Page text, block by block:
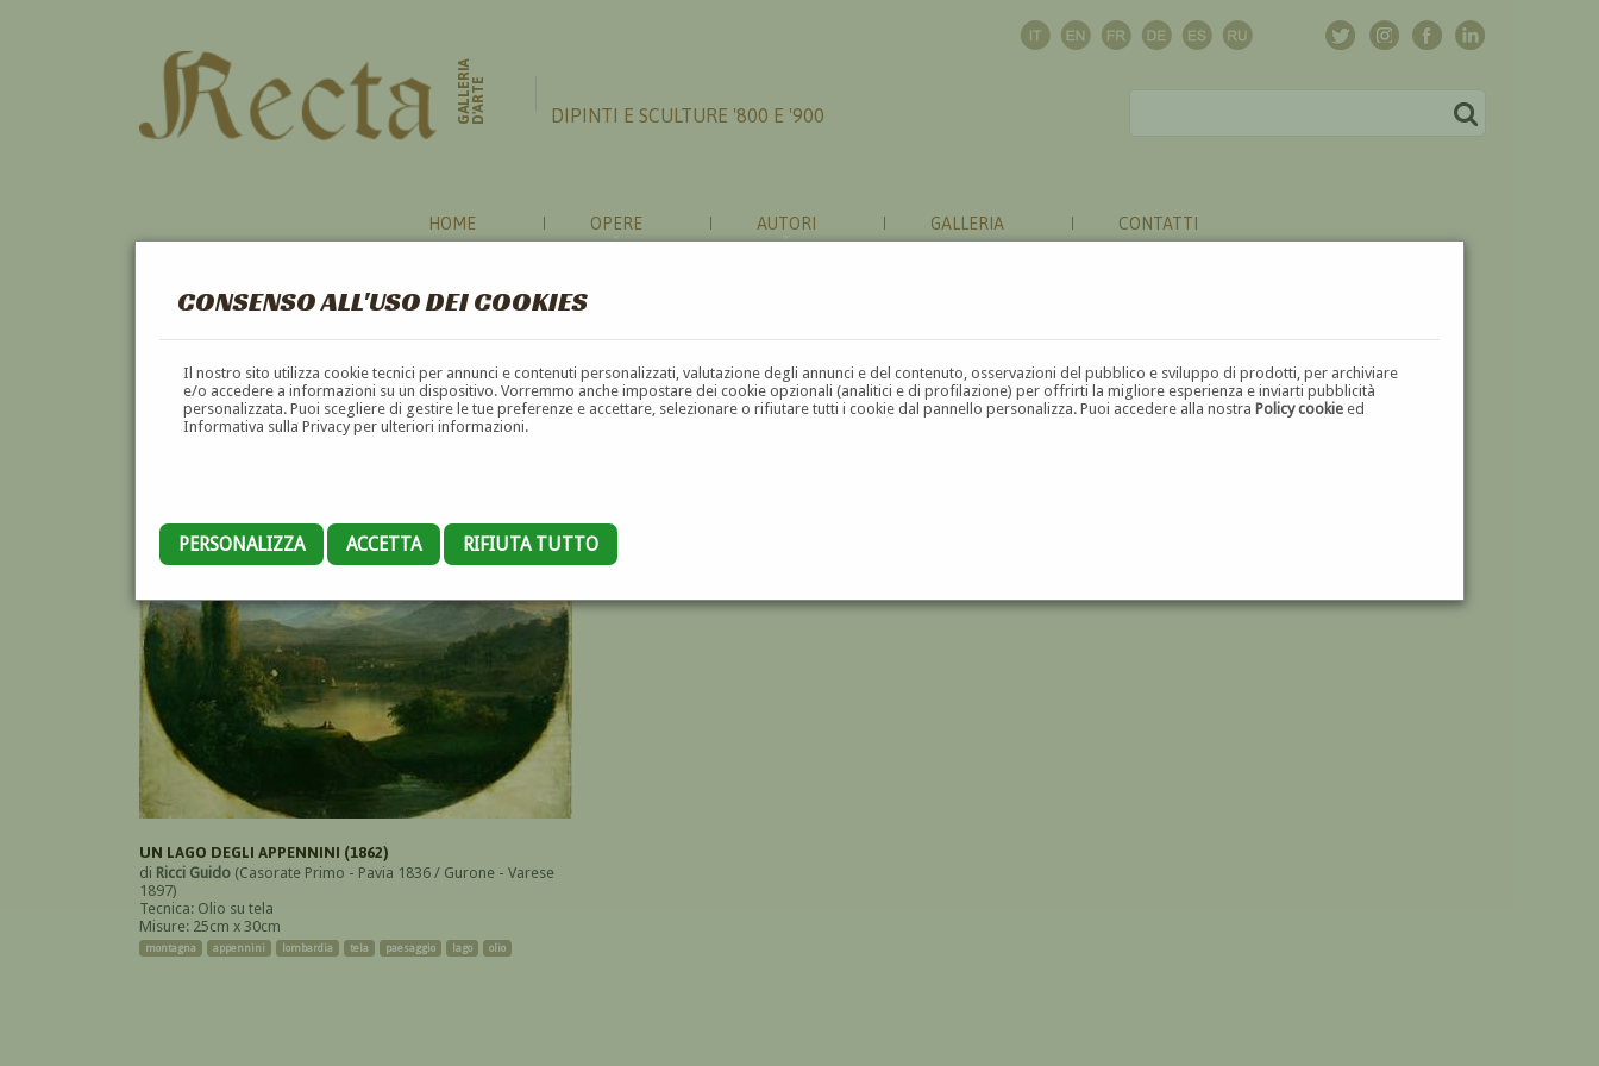
CONSENSO ALL'USO DEI COOKIES
Il nostro sito utilizza cookie tecnici per annunci e contenuti personalizzati, valutazione degli annunci e del contenuto, osservazioni del pubblico e sviluppo di prodotti, per archiviare
e/o accedere a informazioni su un dispositivo. Vorremmo anche impostare dei cookie opzionali (analitici e di profilazione) per offrirti la migliore esperienza e inviarti pubblicità
personalizzata. Puoi scegliere di gestire le tue preferenze e accettare, selezionare o rifiutare tutti i cookie dal pannello personalizza. Puoi accedere alla nostraPolicy cookie ed
Informativa sulla Privacy per ulteriori informazioni.
PERSONALIZZA ACCETTA RIFIUTA TUTTO
GALLERIAD'ARTE DIPINTI E SCULTURE '800 E '900
HOME OPERE AUTORI GALLERIA CONTATTI
LOMBARDIA
A B C D E F G H I J K L M N O P Q R S T U V W X Y Z ⬅
UN LAGO DEGLI APPENNINI (1862)
di Ricci Guido (Casorate Primo - Pavia 1836 / Gurone - Varese
1897)
Tecnica: Olio su tela
Misure: 25cm x 30cm
montagna appennini lombardia tela paesaggio lago olio